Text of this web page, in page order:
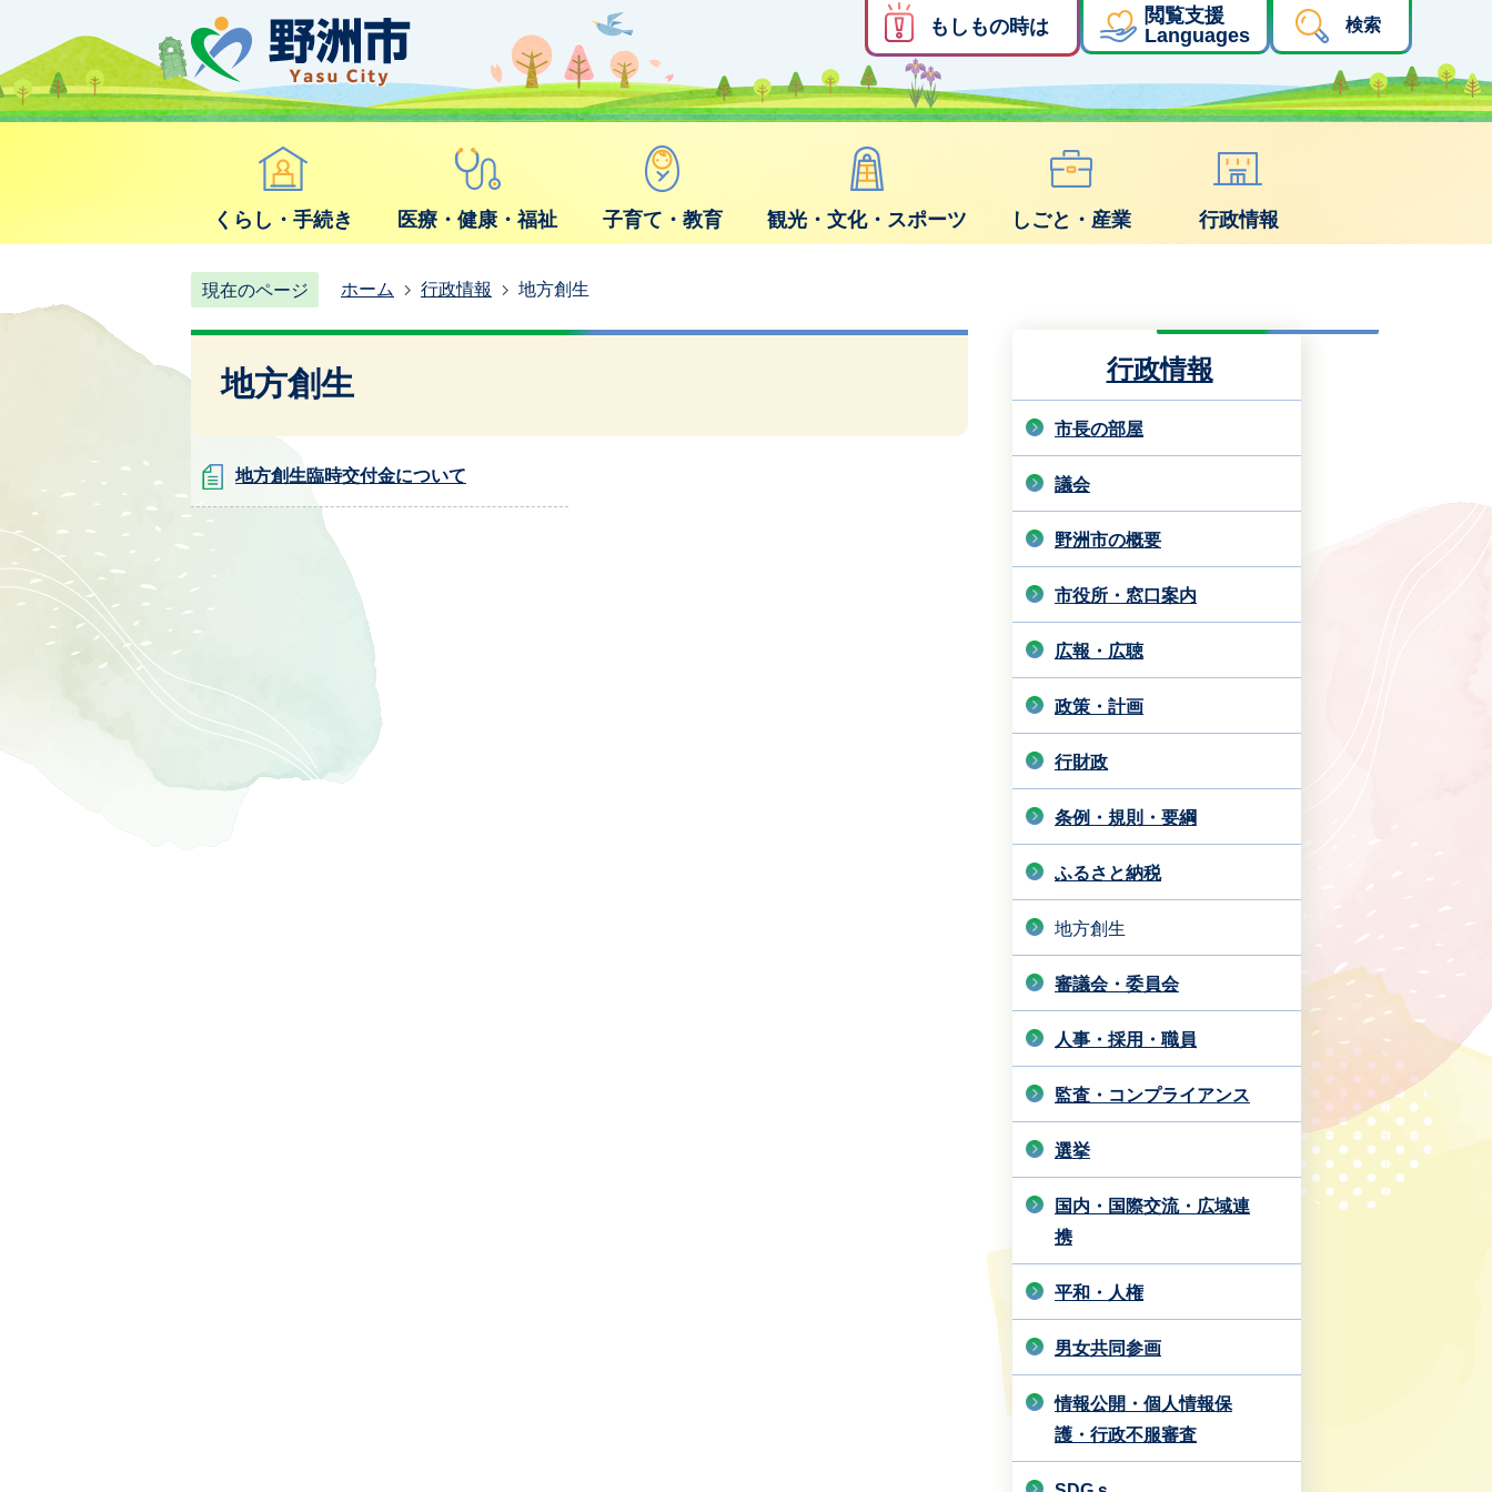
もしもの時は
閲覧支援
Languages
検索
くらし・手続き 医療・健康・福祉 子育て・教育 観光・文化・スポーツ しごと・産業 行政情報
現在のページ ホーム 行政情報 地方創生
地方創生
地方創生臨時交付金について
行政情報
市長の部屋
議会
野洲市の概要
市役所・窓口案内
広報・広聴
政策・計画
行財政
条例・規則・要綱
ふるさと納税
地方創生
審議会・委員会
人事・採用・職員
監査・コンプライアンス
選挙
国内・国際交流・広域連
携
平和・人権
男女共同参画
情報公開・個人情報保
護・行政不服審査